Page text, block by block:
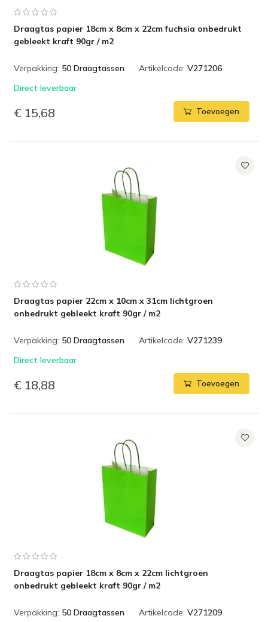
Draagtas papier 18cm x 8cm x 22cm fuchsia onbedrukt
gebleekt kraft 90gr / m2
Verpakking: 50 Draagtassen Artikelcode: V271206
Direct leverbaar
€ 15,68 Toevoegen
Draagtas papier 22cm x 10cm x 31cm lichtgroen
onbedrukt gebleekt kraft 90gr / m2
Verpakking: 50 Draagtassen Artikelcode: V271239
Direct leverbaar
€ 18,88 Toevoegen
Draagtas papier 18cm x 8cm x 22cm lichtgroen
onbedrukt gebleekt kraft 90gr / m2
Verpakking: 50 Draagtassen Artikelcode: V271209